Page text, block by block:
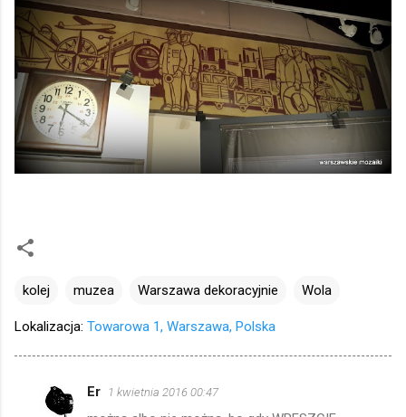
kolej muzea Warszawa dekoracyjnie Wola
Lokalizacja: Towarowa 1, Warszawa, Polska
Er 1 kwietnia 2016 00:47